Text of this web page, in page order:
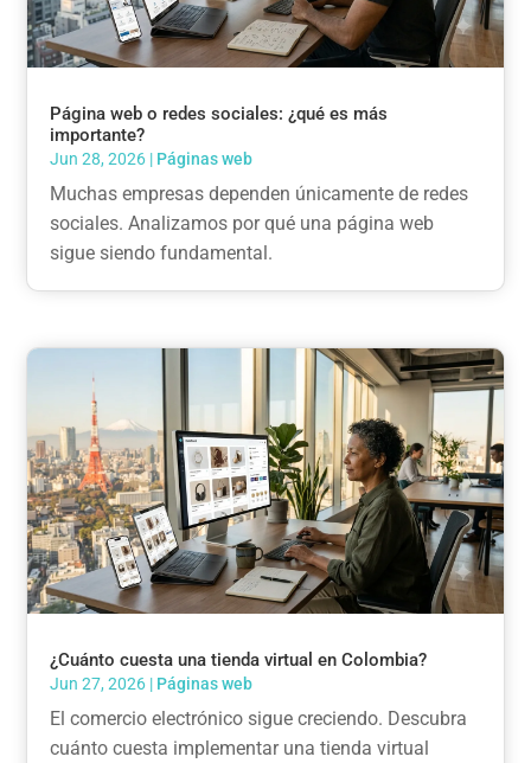
Página web o redes sociales: ¿qué es más
importante?
Jun 28, 2026 | Páginas web
Muchas empresas dependen únicamente de redes
sociales. Analizamos por qué una página web
sigue siendo fundamental.
¿Cuánto cuesta una tienda virtual en Colombia?
Jun 27, 2026 | Páginas web
El comercio electrónico sigue creciendo. Descubra
cuánto cuesta implementar una tienda virtual